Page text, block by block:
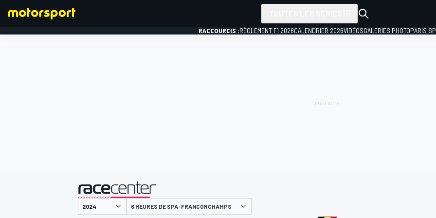
RACCOURCIS :RÈGLEMENT F1 2026CALENDRIER 2026VIDÉOSGALERIES PHOTOPARIS
présenté par
6 HEURES DE SPA-FRANCORCHAMPS